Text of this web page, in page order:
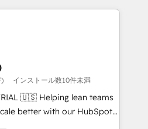
and purpose-built apps,
Drive pipeline with inbound,
media that fuel growth. 👩‍💻
performing websites with
strategy that drive
インストール数10件未満
lean teams
better with our HubSpot